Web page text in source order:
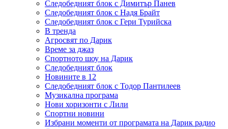
Следобедният блок с Димитър Панев
Следобедният блок с Надя Брайт
Следобедният блок с Гери Турийска
В тренда
Агросвят по Дарик
Време за джаз
Спортното шоу на Дарик
Следобедният блок
Новините в 12
Следобедният блок с Тодор Пантилеев
Музикална програма
Нови хоризонти с Лили
Спортни новини
Избрани моменти от програмата на Дарик радио